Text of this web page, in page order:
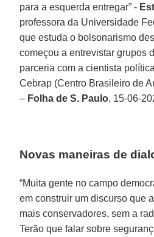
para a esquerda entregar” -
professora da Universidade
que estuda o bolsonarismo
começou a entrevistar grupos
parceria com a cientista
Cebrap (Centro Brasileiro de
– Folha de S. Paulo, 15-06-
Novas maneiras de
“Muita gente no campo
em construir um discurso que
mais conservadores, sem a
Terão que falar sobre